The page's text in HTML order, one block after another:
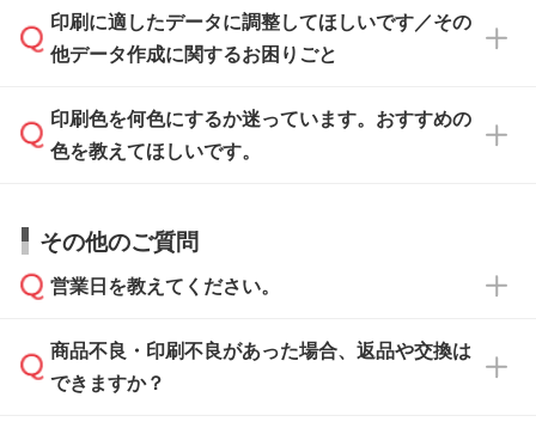
ご入稿後は経験豊富なスタッフがデータに不備
がないかチェックし、お客様と確認してから印
刷に進みますので、ご安心ください。
入稿用のテンプレートはPDF形式ですが、
IllustratorやPhotoshopで開いてご利用いただけ
方」をご確認ください。
印刷に適したデータ・解像度かどうか、担当ス
タッフが事前に確認いたします。
ムへ添付いただくか、担当スタッフ宛にメール
でお送りください。
い合わせください。
なお、印刷用データの作り方に関する詳細は、
印刷に適したデータに調整してほしいです／その
他データ作成に関するお困りごと
データ作成でお困りの際には、担当スタッフが
サポートいたしますのでお気軽にご相談くださ
から添付してお送りください。
・解像度の低いデータをトレース/調整してほ
しい
解像度の低い画像や、手書きのイラスト、写真
などを、印刷に適したベクターデータに変換し
印刷色を何色にするか迷っています。おすすめの
色を教えてほしいです。
相談いただきますと、担当スタッフがお客様の
ご希望や商品の本体色を確認し、印刷色をご提
本体色がブラック、ネイビーなど濃色の場合は
白色か淡い色の印刷色をおすすめしておりま
す。
その他のご質問
営業日を教えてください。
営業日は平日の10:00～18:00で、土日祝日はお
休みとなります。注文・見積・お問い合わせ
商品不良・印刷不良があった場合、返品や交換は
できますか？